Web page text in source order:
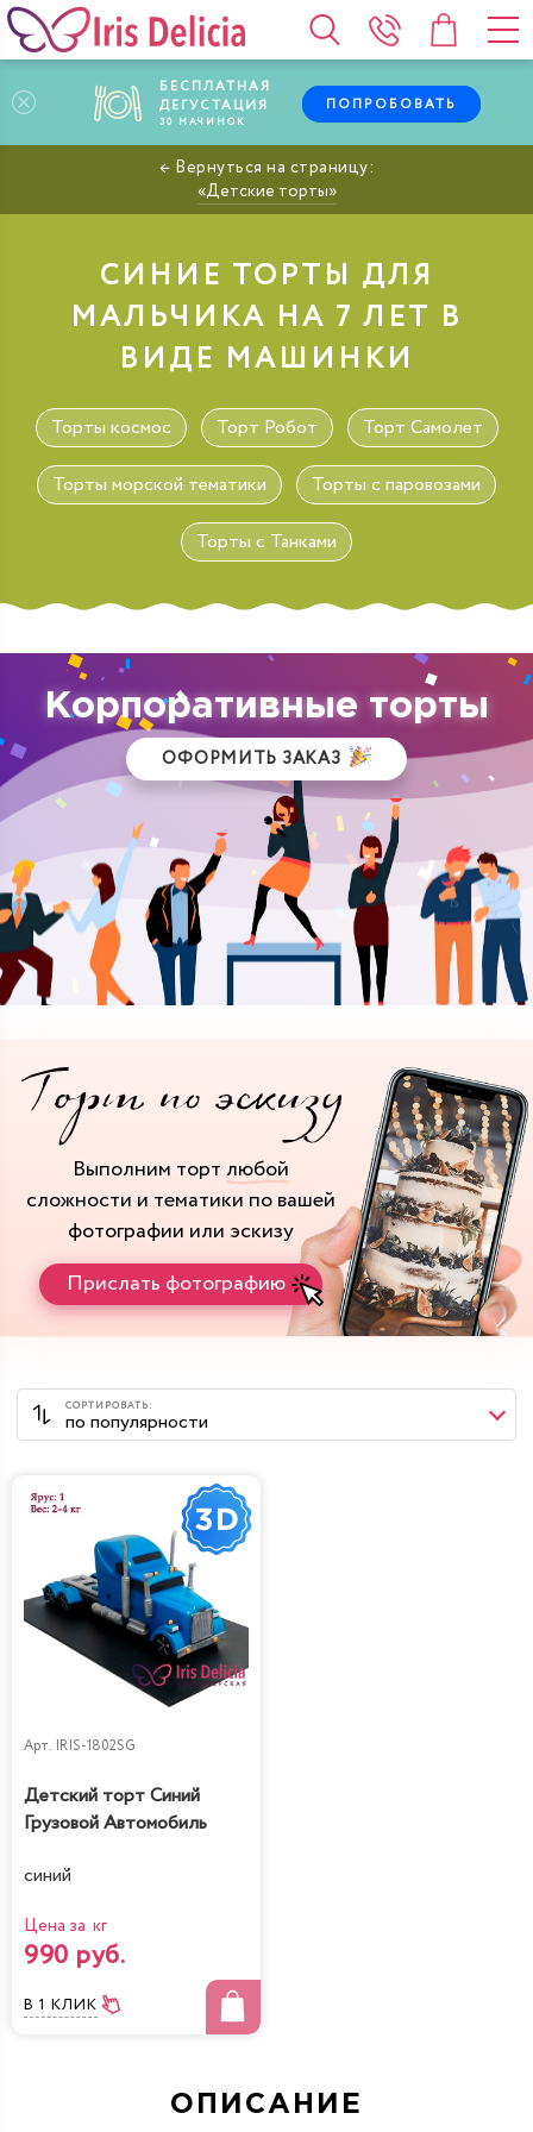
БЕСПЛАТНАЯ
ДЕГУСТАЦИЯ
30 НАЧИНОК
ПОПРОБОВАТЬ
Детские торты
СИНИЕ ТОРТЫ ДЛЯ
МАЛЬЧИКА НА 7 ЛЕТ В
ВИДЕ МАШИНКИ
Торты космос Торт Робот Торт Самолет
Торты морской тематики Торты с паровозами
Торты с Танками
Корпоративные торты
ОФОРМИТЬ ЗАКАЗ
Выполним торт любой
сложности и тематики по вашей
фотографии или эскизу
Прислать фотографию
Арт. IRIS-1802SG
Детский торт Синий
Грузовой Автомобиль
синий
Цена за кг
990 руб.
В 1 КЛИК
ОПИСАНИЕ